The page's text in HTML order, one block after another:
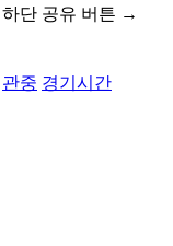
하단 공유 버튼 →
관중 경기시간